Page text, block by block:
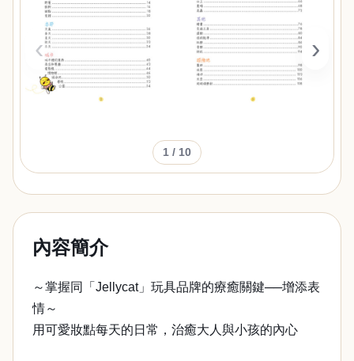
‹ ›
1 / 10
內容簡介
～掌握同「Jellycat」玩具品牌的療癒關鍵──增添表
情～
用可愛妝點每天的日常，治癒大人與小孩的內心